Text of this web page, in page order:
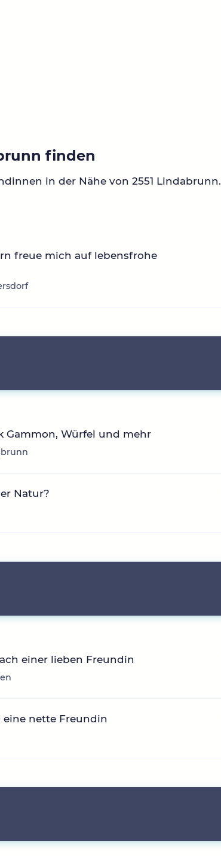
finden
in der Nähe von 2551 Lindabrunn.
freue mich auf lebensfrohe
Gammon, Würfel und mehr
Natur?
einer lieben Freundin
eine nette Freundin